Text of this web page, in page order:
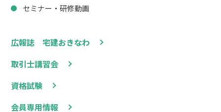
広報誌 宅建おきなわ
取引士講習会
資格試験
会員専用情報
セミナー・研修動画